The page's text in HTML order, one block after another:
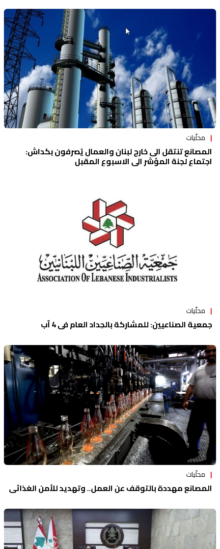
محلّيات
المصانع تنتقل الى خارج لبنان والعمال يُصرفون بكداش:
اجتماع لجنة المؤشر الى الاسبوع المقبل
محلّيات
جمعية الصناعيين: للمشاركة بالحِداد العام في 4 آب
محلّيات
المصانع مهددة بالتوقف عن العمل.. وتهديد للأمن الغذائي